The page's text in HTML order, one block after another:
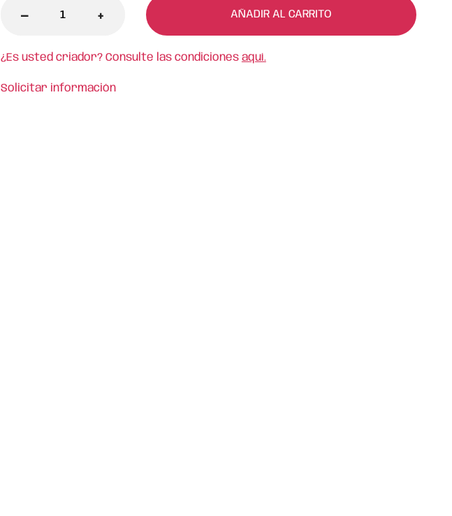
- + AÑADIR AL CARRITO
¿Es usted criador? Consulte las condiciones aquí.
Solicitar información